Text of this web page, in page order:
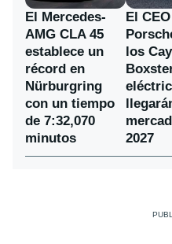
El Mercedes-
AMG CLA 45
establece un
récord en
Nürburgring
con un tiempo
de 7:32,070
minutos
El
los
2027